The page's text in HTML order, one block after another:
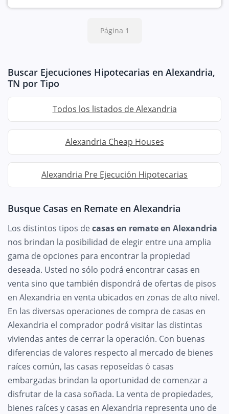
Página 1
Buscar Ejecuciones Hipotecarias en Alexandria,
TN por Tipo
Todos los listados de Alexandria
Alexandria Cheap Houses
Alexandria Pre Ejecución Hipotecarias
Busque Casas en Remate en Alexandria
Los distintos tipos decasas en remate en Alexandria
nos brindan la posibilidad de elegir entre una amplia
gama de opciones para encontrar la propiedad
deseada. Usted no sólo podrá encontrar casas en
venta sino que también dispondrá de ofertas de pisos
en Alexandria en venta ubicados en zonas de alto nivel.
En las diversas operaciones de compra de casas en
Alexandria el comprador podrá visitar las distintas
viviendas antes de cerrar la operación. Con buenas
diferencias de valores respecto al mercado de bienes
raíces común, las casas reposeídas ó casas
embargadas brindan la oportunidad de comenzar a
disfrutar de la casa soñada. La venta de propiedades,
bienes raíces y casas en Alexandria representa uno de